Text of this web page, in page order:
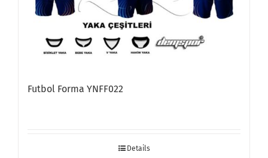
Futbol Forma YNFF022
Details